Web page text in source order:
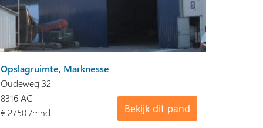
Opslagruimte, Marknesse
Oudeweg 32
Bekijk dit pand
8316 AC
€ 2750 /mnd